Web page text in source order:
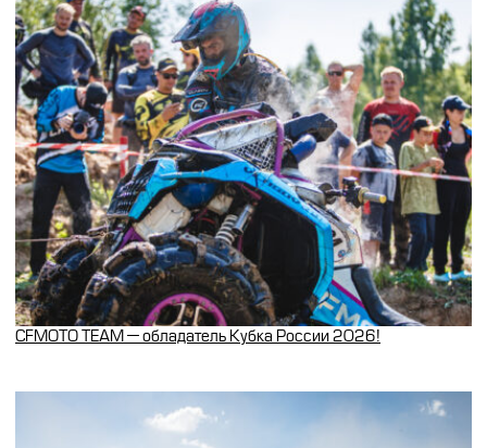
CFMOTO TEAM — обладатель Кубка России 2026!